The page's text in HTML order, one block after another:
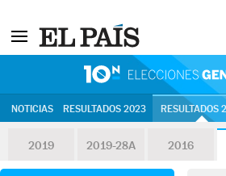
NOTICIAS RESULTADOS 2023 RESULTADOS
2019 2019-28A 2016